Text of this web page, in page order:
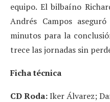
equipo. El bilbaíno
Andrés Campos
minutos para la
trece las jornadas sin
Ficha técnica
CD Roda:Iker Álvarez;